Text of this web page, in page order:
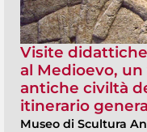
Visite
al Medioevo,
antiche civiltà
itinerario
Museo di Scultura